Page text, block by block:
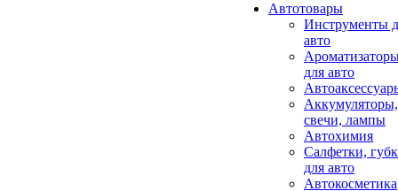
Автотовары
Инструменты
авто
для авто
Аккумуляторы,
свечи, лампы
Автохимия
Салфетки,
для авто
Автокосметика